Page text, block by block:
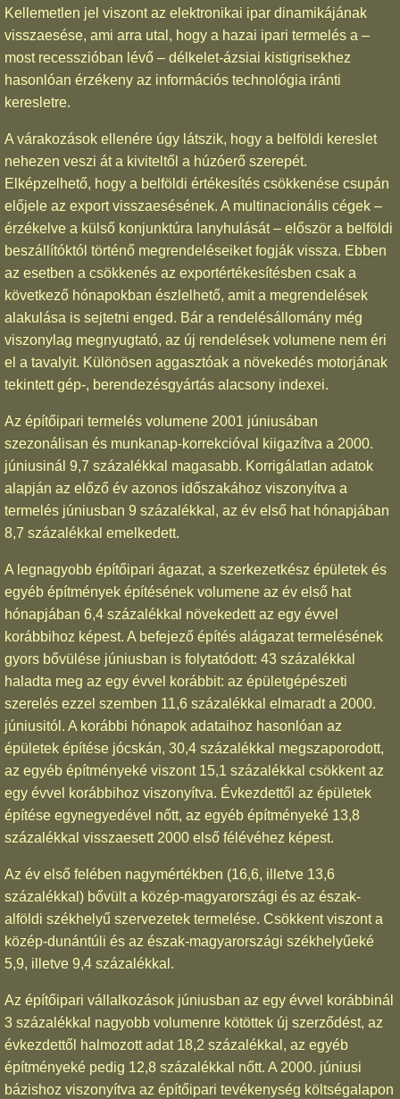
Kellemetlen jel viszont az elektronikai ipar dinamikájának
visszaesése, ami arra utal, hogy a hazai ipari termelés a –
most recesszióban lévő – délkelet-ázsiai kistigrisekhez
hasonlóan érzékeny az információs technológia iránti
keresletre.
A várakozások ellenére úgy látszik, hogy a belföldi kereslet
nehezen veszi át a kiviteltől a húzóerő szerepét.
Elképzelhető, hogy a belföldi értékesítés csökkenése csupán
előjele az export visszaesésének. A multinacionális cégek –
érzékelve a külső konjunktúra lanyhulását – először a belföldi
beszállítóktól történő megrendeléseiket fogják vissza. Ebben
az esetben a csökkenés az exportértékesítésben csak a
következő hónapokban észlelhető, amit a megrendelések
alakulása is sejtetni enged. Bár a rendelésállomány még
viszonylag megnyugtató, az új rendelések volumene nem éri
el a tavalyit. Különösen aggasztóak a növekedés motorjának
tekintett gép-, berendezésgyártás alacsony indexei.
Az építőipari termelés volumene 2001 júniusában
szezonálisan és munkanap-korrekcióval kiigazítva a 2000.
júniusinál 9,7 százalékkal magasabb. Korrigálatlan adatok
alapján az előző év azonos időszakához viszonyítva a
termelés júniusban 9 százalékkal, az év első hat hónapjában
8,7 százalékkal emelkedett.
A legnagyobb építőipari ágazat, a szerkezetkész épületek és
egyéb építmények építésének volumene az év első hat
hónapjában 6,4 százalékkal növekedett az egy évvel
korábbihoz képest. A befejező építés alágazat termelésének
gyors bővülése júniusban is folytatódott: 43 százalékkal
haladta meg az egy évvel korábbit: az épületgépészeti
szerelés ezzel szemben 11,6 százalékkal elmaradt a 2000.
júniusitól. A korábbi hónapok adataihoz hasonlóan az
épületek építése jócskán, 30,4 százalékkal megszaporodott,
az egyéb építményeké viszont 15,1 százalékkal csökkent az
egy évvel korábbihoz viszonyítva. Évkezdettől az épületek
építése egynegyedével nőtt, az egyéb építményeké 13,8
százalékkal visszaesett 2000 első félévéhez képest.
Az év első felében nagymértékben (16,6, illetve 13,6
százalékkal) bővült a közép-magyarországi és az észak-
alföldi székhelyű szervezetek termelése. Csökkent viszont a
közép-dunántúli és az észak-magyarországi székhelyűeké
5,9, illetve 9,4 százalékkal.
Az építőipari vállalkozások júniusban az egy évvel korábbinál
3 százalékkal nagyobb volumenre kötöttek új szerződést, az
évkezdettől halmozott adat 18,2 százalékkal, az egyéb
építményeké pedig 12,8 százalékkal nőtt. A 2000. júniusi
bázishoz viszonyítva az építőipari tevékenység költségalapon